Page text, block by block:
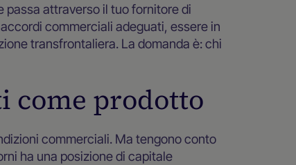
attraverso il tuo fornitore di
commerciali adeguati, essere in
transfrontaliera. La domanda è: chi
come prodotto
commerciali. Ma tengono conto
ha una posizione di capitale